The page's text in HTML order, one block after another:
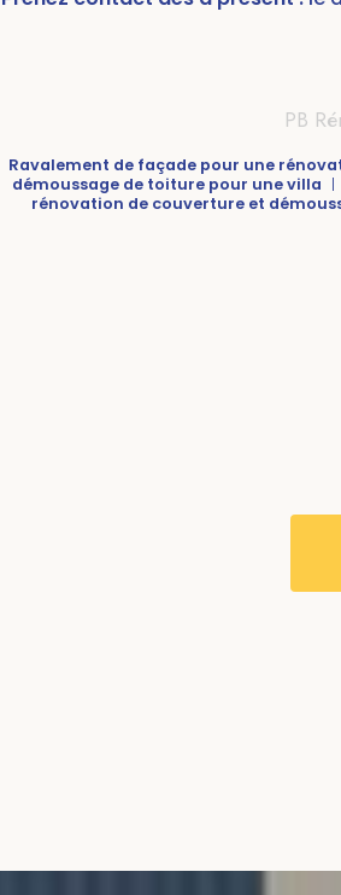
PB
Ravalement de façade pour une
démoussage de toiture pour une villa |
rénovation de couverture et